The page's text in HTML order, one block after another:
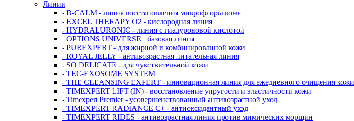
Линии
- B-CALM - линия восстановления микрофлоры кожи
- EXCEL THERAPY O2 - кислородная линия
- HYDRALURONIC - линия с гиалуроновой кислотой
- OPTIONS UNIVERSE - базовая линия
- PUREXPERT - для жирной и комбинированной кожи
- ROYAL JELLY - антивозрастная питательная линия
- SO DELICATE - для чувствительной кожи
- TEC-EXOSOME SYSTEM
- THE CLEANSING EXPERT - инновационная линия для ежедневного очищения кожи
- TIMEXPERT LIFT (IN) - восстановление упругости и эластичности кожи
- Timexpert Premier - усовершенствованный антивозрастной уход
- TIMEXPERT RADIANCE С+ - антиоксидантный уход
- TIMEXPERT RIDES - антивозрастная линия против мимических морщин